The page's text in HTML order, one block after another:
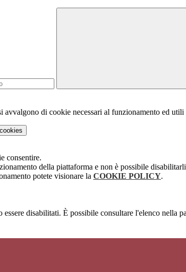
di cookie necessari al funzionamento ed
consentire.
della piattaforma e non è possibile
potete visionare la COOKIE POLICY.
disabilitati. È possibile consultare l'elenco nella